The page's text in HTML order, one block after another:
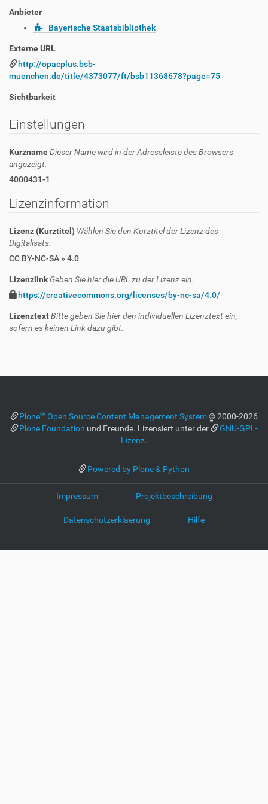
Anbieter
Bayerische Staatsbibliothek
Externe URL
http://opacplus.bsb-
muenchen.de/title/4373077/ft/bsb11368678?page=75
Sichtbarkeit
Einstellungen
KurznameDieser Name wird in der Adressleiste des Browsers
angezeigt.
4000431-1
Lizenzinformation
Lizenz (Kurztitel) Wählen Sie den Kurztitel der Lizenz des
Digitalisats.
CC BY-NC-SA » 4.0
Lizenzlink Geben Sie hier die URL zu der Lizenz ein.
https://creativecommons.org/licenses/by-nc-sa/4.0/
LizenztextBitte geben Sie hier den individuellen Lizenztext ein,
sofern es keinen Link dazu gibt.
Plone® Open Source Content Management System©2000-2026
Plone Foundation und Freunde. Lizensiert unter der
GNU-GPL-
Lizenz.
Powered by Plone & Python
Impressum Projektbeschreibung
Datenschutzerklaerung Hilfe